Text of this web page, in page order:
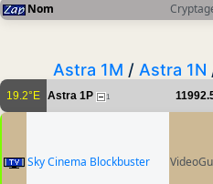
Nom
Astra 1M / Astra 1N
19.2°E Astra 1P 1
Sky Cinema Blockbuster